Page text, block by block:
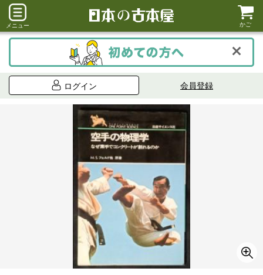
メニュー かご
ログイン 会員登録